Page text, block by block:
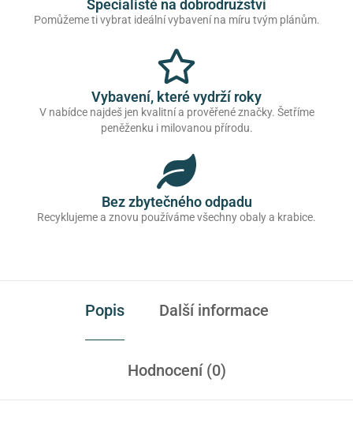
Specialisté na dobrodružství
Pomůžeme ti vybrat ideální vybavení na míru tvým plánům.
Vybavení, které vydrží roky
V nabídce najdeš jen kvalitní a prověřené značky. Šetříme
peněženku i milovanou přírodu.
Bez zbytečného odpadu
Recyklujeme a znovu používáme všechny obaly a krabice.
Popis Další informace
Hodnocení (0)